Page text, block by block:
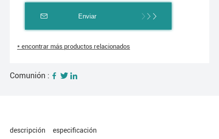
Enviar
* encontrar más productos relacionados
Comunión :
descripción especificación